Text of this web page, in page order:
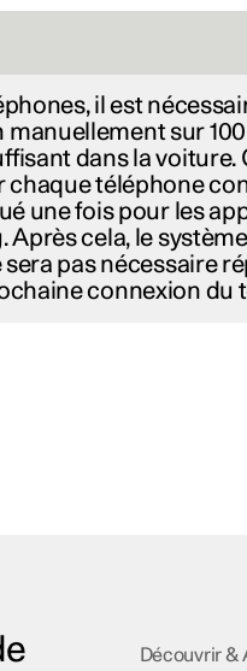
il est
sur
dans la voiture.
chaque téléphone
une fois pour les
Après cela, le
pas nécessaire
connexion du
Découvrir &